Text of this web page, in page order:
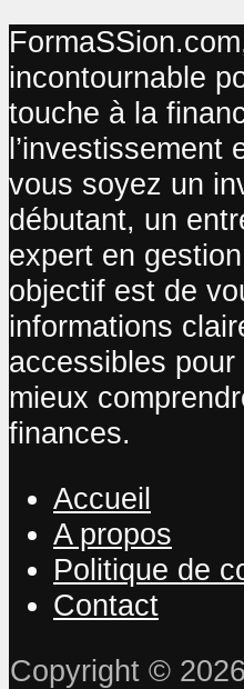
incontournable
touche à la
l’investissement
vous soyez un
débutant, un
expert en
objectif est de
informations
accessibles
mieux
finances.
Accueil
A propos
Politique de
Contact
Copyright © 2026